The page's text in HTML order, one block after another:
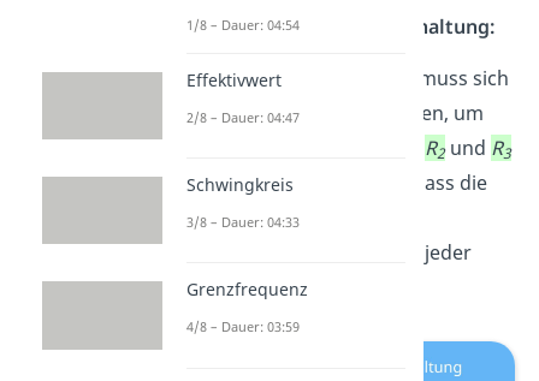
Stromstärke in Parallelschaltung:
In einer Parallelschaltung muss sich
der gesamte Strom aufteilen, um
R2und R3
zu fließen. Das bedeutet, dass die
Stromstärke
an jeder
Stellegleichist.
1/8 – Dauer: 04:54
Effektivwert
2/8 – Dauer: 04:47
Schwingkreis
3/8 – Dauer: 04:33
Grenzfrequenz
4/8 – Dauer: 03:59